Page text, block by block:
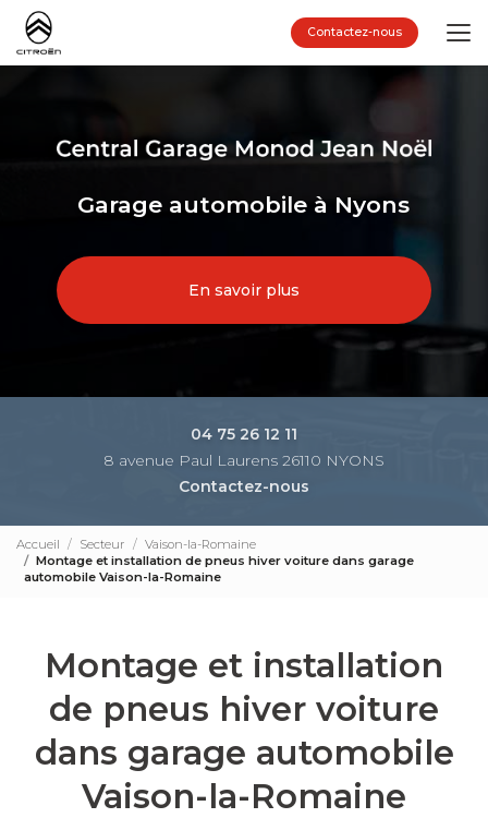
Aller
contenu
principal
Contactez-nous
Garage automobile à Nyons
En savoir plus
04 75 26 12 11
8 avenue Paul Laurens 26110 NYONS
Contactez-nous
Accueil Secteur
Vaison-la-Romaine
Montage et installation de pneus hiver voiture dans garage
automobile Vaison-la-Romaine
Montage et installation
de pneus hiver voiture
dans garage automobile
Vaison-la-Romaine